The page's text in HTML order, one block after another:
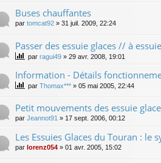
Buses chauffantes
par tomcat92 » 31 juil. 2009, 22:24
Passer des essuie glaces // à
par ragui49 » 29 avr. 2008, 19:01
Information - Détails
par Thomax*** » 05 mai 2005, 22:44
Petit mouvements des essuie
par Jeannot91 » 17 sept. 2006, 00:12
Les Essuies Glaces du Touran : le
par lorenz054 » 01 avr. 2005, 15:02